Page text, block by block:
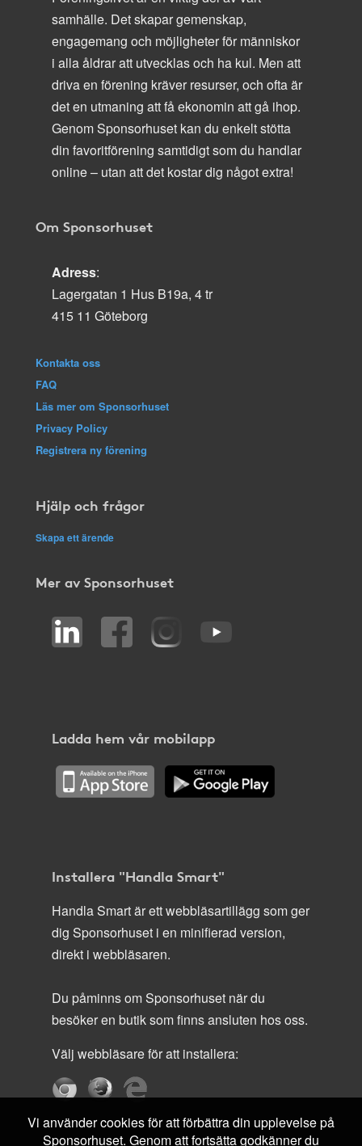
samhälle. Det skapar gemenskap,
engagemang och möjligheter för människor
i alla åldrar att utvecklas och ha kul. Men att
driva en förening kräver resurser, och ofta är
det en utmaning att få ekonomin att gå ihop.
Genom Sponsorhuset kan du enkelt stötta
din favoritförening samtidigt som du handlar
online – utan att det kostar dig något extra!
Om Sponsorhuset
Adress:
Lagergatan 1 Hus B19a, 4 tr
415 11 Göteborg
Kontakta oss
FAQ
Läs mer om Sponsorhuset
Privacy Policy
Registrera ny förening
Hjälp och frågor
Skapa ett ärende
Mer av Sponsorhuset
Ladda hem vår mobilapp
Installera "Handla Smart"
Handla Smart är ett webbläsartillägg som ger
dig Sponsorhuset i en minifierad version,
direkt i webbläsaren.
Du påminns om Sponsorhuset när du
besöker en butik som finns ansluten hos oss.
Välj webbläsare för att installera:
Vi använder cookies för att förbättra din upplevelse på
Sponsorhuset. Genom att fortsätta godkänner du